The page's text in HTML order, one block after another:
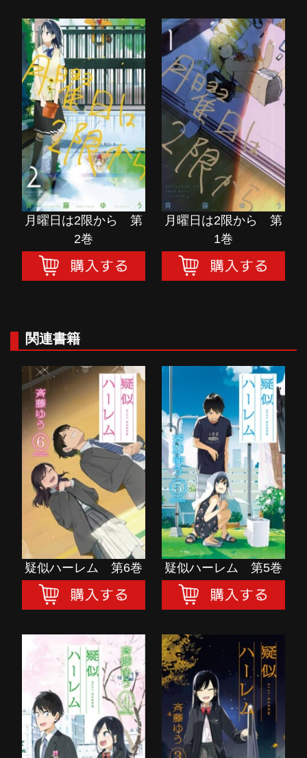
月曜日は2限から 第
2巻
購入する
月曜日は2限から 第
2巻
月曜日は2限から 第
1巻
購入する
月曜日は2限から 第
1巻
関連書籍
疑似ハーレム 第6巻
購入する
疑似ハーレム 第6巻
疑似ハーレム 第5巻
購入する
疑似ハーレム 第5巻
疑似ハーレム 第4巻
購入する
疑似ハーレム 第3巻
購入する